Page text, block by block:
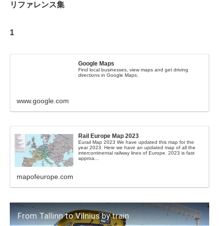
リファレンス集
1
Google Maps
Find local businesses, view maps and get driving
directions in Google Maps.
www.google.com
Rail Europe Map 2023
Eurail Map 2023 We have updated this map for the
year 2023. Here we have an updated map of all the
intercontinental railway lines of Europe. 2023 is fast
approa...
mapofeurope.com
From Tallinn to Vilnius by train